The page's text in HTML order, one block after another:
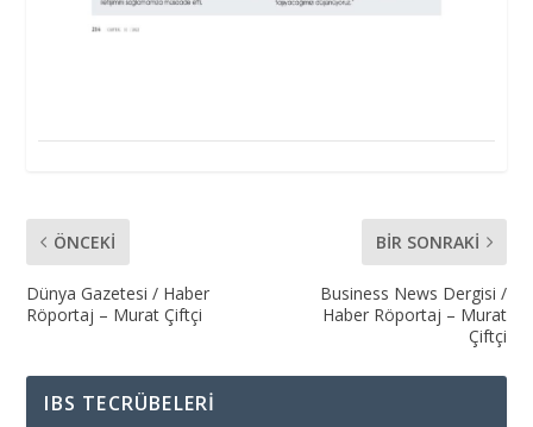
ÖNCEKI
Dünya Gazetesi / Haber
Röportaj – Murat Çiftçi
BIR SONRAKI
Business News Dergisi /
Haber Röportaj – Murat
Çiftçi
IBS TECRÜBELERİ